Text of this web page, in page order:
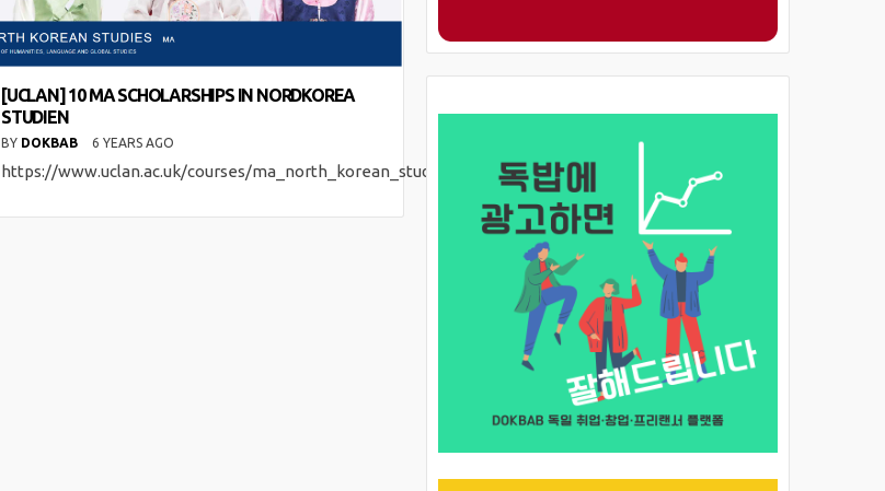
[UCLAN] 10 MA SCHOLARSHIPS IN NORDKOREA
STUDIEN
BY DOKBAB 6 YEARS AGO
https://www.uclan.ac.uk/courses/ma_north_korean_studies.php